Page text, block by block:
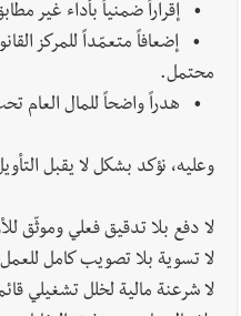
• إقراراً ضمنياً بأداء غير
• إضعافاً متعمّداً للمركز
محتمل.
• هدراً واضحاً للمال العام
وعليه، نؤكد بشكل لا يقبل
لا دفع بلا تدقيق فعلي وموثّق
لا تسوية بلا تصويب كامل
لا شرعنة مالية لخلل تشغيلي